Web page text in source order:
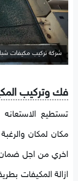
شركة تركيب مكيفات
فك وتركيب
تستطيع الاستعانه
مكان لمكان
اخري من اجل
ازالة المكيفات